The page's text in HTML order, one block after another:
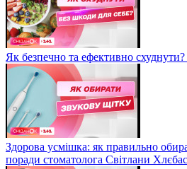
Як безпечно та ефективно
Здорова усмішка: як правильно
поради стоматолога Світлани Хлєбас